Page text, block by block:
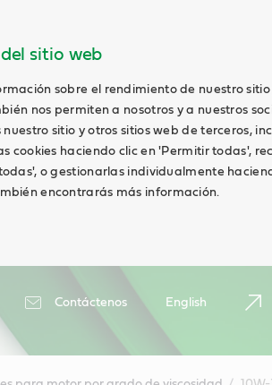
sitio web
sobre el rendimiento de nuestro
nos permiten a nosotros y a nuestros
sitio y otros sitios web de terceros,
cookies haciendo clic en 'Permitir todas',
o gestionarlas individualmente
encontrarás más información.
Contáctenos English